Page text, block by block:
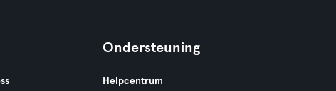
Ondersteuning
Helpcentrum